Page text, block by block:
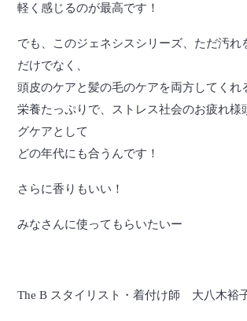
軽く感じるのが最高です！
でも、このジェネシスシリーズ、ただ汚れ
だけでなく、
頭皮のケアと髪の毛のケアを両方してくれ
栄養たっぷりで、ストレス社会のお疲れ様
グケアとして
どの年代にも合うんです！
さらに香りもいい！
みなさんに使ってもらいたいー
The B スタイリスト・着付け師 大八木裕